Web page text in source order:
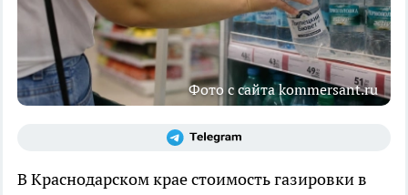
Фото с сайта kommersant.ru
В Краснодарском крае стоимость газировки в